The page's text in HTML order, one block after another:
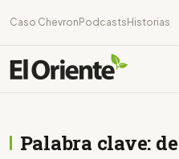
Caso Chevron Podcasts Historias
Palabra clave: